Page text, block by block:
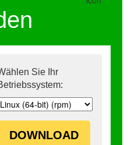
Sie Ihr
DOWNLOAD